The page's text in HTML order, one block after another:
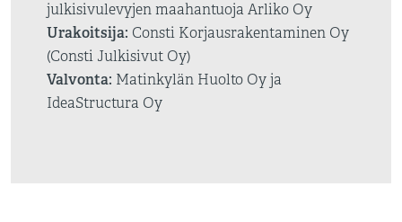
julkisivulevyjen maahantuoja Arliko Oy
Urakoitsija: Consti Korjausrakentaminen Oy
(Consti Julkisivut Oy)
Valvonta: Matinkylän Huolto Oy ja
IdeaStructura Oy